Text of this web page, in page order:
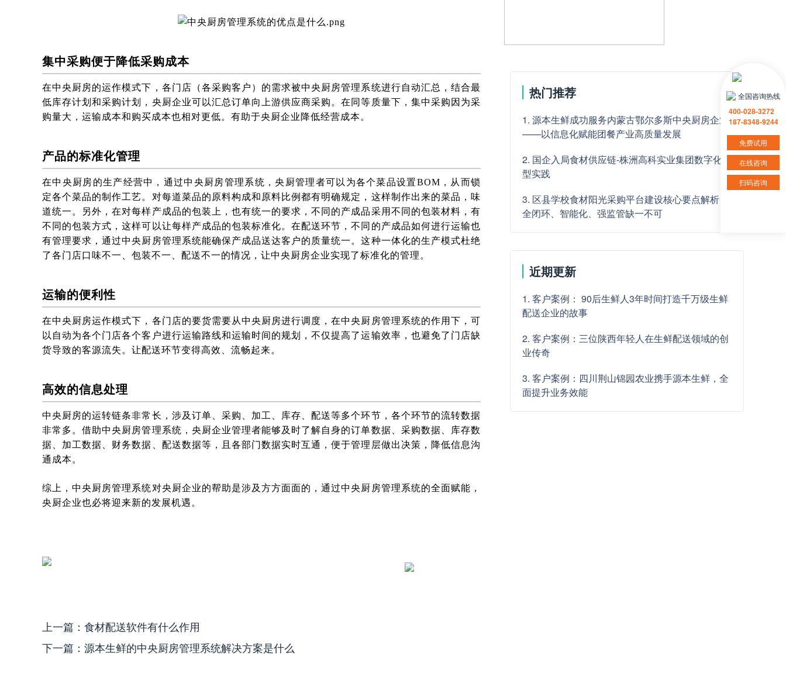
集中采购便于降低采购成本
在中央厨房的运作模式下，各门店（各采购客户）的需求被中央厨房管理系统进行自动汇总，结合最
低库存计划和采购计划，央厨企业可以汇总订单向上游供应商采购。在同等质量下，集中采购因为采
购量大，运输成本和购买成本也相对更低。有助于央厨企业降低经营成本。
产品的标准化管理
在中央厨房的生产经营中，通过中央厨房管理系统，央厨管理者可以为各个菜品设置BOM，从而锁
定各个菜品的制作工艺。对每道菜品的原料构成和原料比例都有明确规定，这样制作出来的菜品，味
道统一。另外，在对每样产成品的包装上，也有统一的要求，不同的产成品采用不同的包装材料，有
不同的包装方式，这样可以让每样产成品的包装标准化。在配送环节，不同的产成品如何进行运输也
有管理要求，通过中央厨房管理系统能确保产成品送达客户的质量统一。这种一体化的生产模式杜绝
了各门店口味不一、包装不一、配送不一的情况，让中央厨房企业实现了标准化的管理。
运输的便利性
在中央厨房运作模式下，各门店的要货需要从中央厨房进行调度，在中央厨房管理系统的作用下，可
以自动为各个门店各个客户进行运输路线和运输时间的规划，不仅提高了运输效率，也避免了门店缺
货导致的客源流失。让配送环节变得高效、流畅起来。
高效的信息处理
中央厨房的运转链条非常长，涉及订单、采购、加工、库存、配送等多个环节，各个环节的流转数据
非常多。借助中央厨房管理系统，央厨企业管理者能够及时了解自身的订单数据、采购数据、库存数
据、加工数据、财务数据、配送数据等，且各部门数据实时互通，便于管理层做出决策，降低信息沟
通成本。
综上，中央厨房管理系统对央厨企业的帮助是涉及方方面面的，通过中央厨房管理系统的全面赋能，
央厨企业也必将迎来新的发展机遇。
上一篇： 食材配送软件有什么作用
下一篇： 源本生鲜的中央厨房管理系统解决方案是什么
热门推荐
1. 源本生鲜成功服务内蒙古鄂尔多斯中央厨房企业
——以信息化赋能团餐产业高质量发展
2. 国企入局食材供应链-株洲高科实业集团数字化转
型实践
3. 区县学校食材阳光采购平台建设核心要点解析：
全闭环、智能化、强监管缺一不可
近期更新
1. 客户案例： 90后生鲜人3年时间打造千万级生鲜
配送企业的故事
2. 客户案例：三位陕西年轻人在生鲜配送领域的创
业传奇
3. 客户案例：四川荆山锦园农业携手源本生鲜，全
面提升业务效能
全国咨询热线
400-028-3272
187-8348-9244
免费试用
在线咨询
扫码咨询